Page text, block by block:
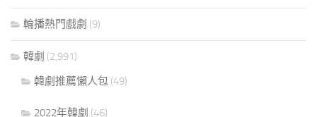
輪播熱門戲劇 (9)
韓劇 (2,991)
韓劇推薦懶人包 (49)
2022年韓劇 (46)